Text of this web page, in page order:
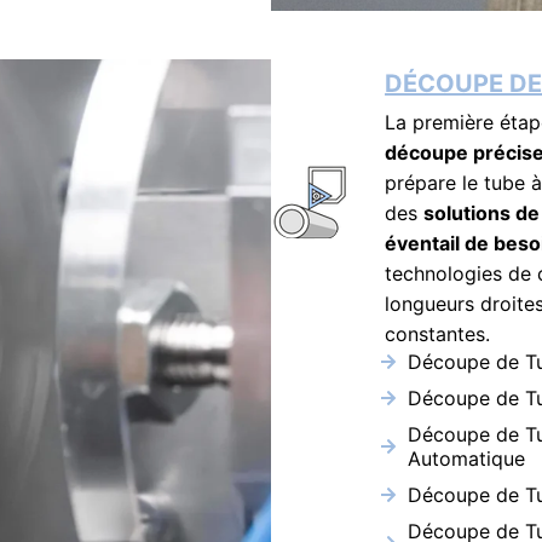
DÉCOUPE
La première
découpe
prépare le tube
dessolutions
éventail de
technologies de
longueurs
constantes.
Découpe de
Découpe de
Découpe de
Automatique
Découpe de
Découpe de